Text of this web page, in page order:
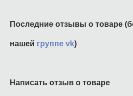
Последние отзывы о товаре
нашей группе vk)
Написать отзыв о товаре